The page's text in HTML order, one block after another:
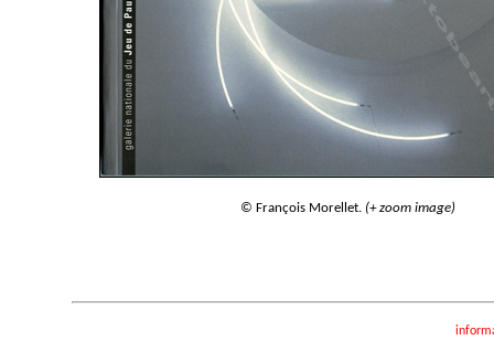
© François Morellet. (+ zoom image)